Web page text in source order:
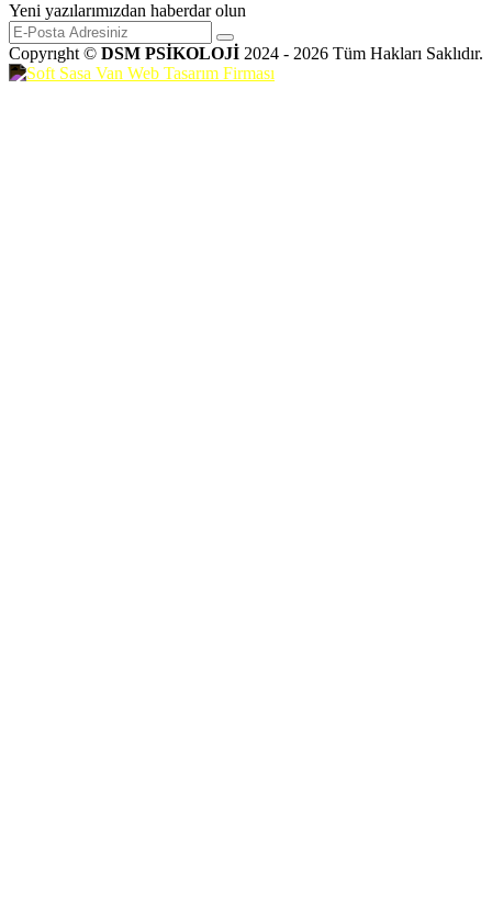
Yeni yazılarımızdan haberdar olun
Copyrıght © DSM PSİKOLOJİ 2024 - 2026 Tüm Hakları Saklıdır.